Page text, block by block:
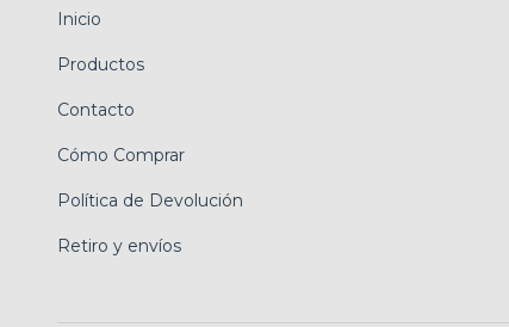
Inicio
Productos
Contacto
Cómo Comprar
Política de Devolución
Retiro y envíos